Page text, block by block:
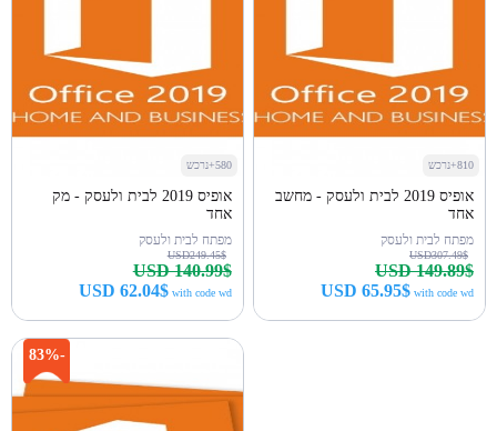
580+נרכש
אופיס 2019 לבית ולעסק - מק
אחד
מפתח לבית ולעסק
USD249.45$
USD 140.99$
USD 62.04$with code wd
810+נרכש
אופיס 2019 לבית ולעסק - מחשב
אחד
מפתח לבית ולעסק
USD307.49$
USD 149.89$
USD 65.95$with code wd
-83%